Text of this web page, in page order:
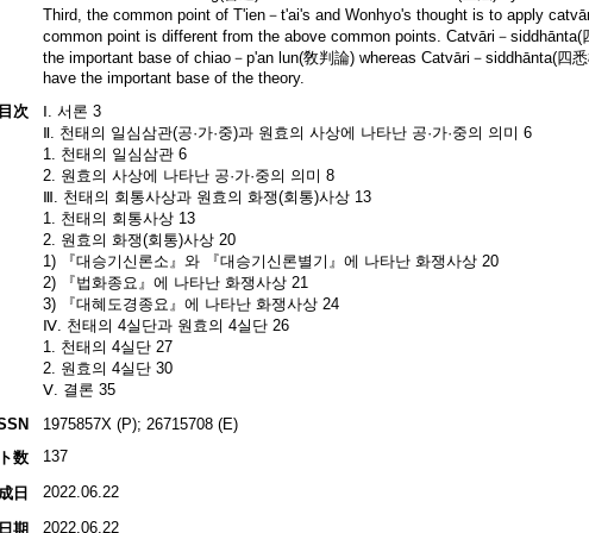
Third, the common point of T'ien－t'ai's and Wonhyo's thought is to apply
common point is different from the above common points. Catvāri－siddhānta(
the important base of chiao－p'an lun(敎判論) whereas Catvāri－siddhānta(四
have the important base of the theory.
目次
Ⅰ. 서론 3
Ⅱ. 천태의 일심삼관(공·가·중)과 원효의 사상에 나타난 공·가·중의 의미 6
1. 천태의 일심삼관 6
2. 원효의 사상에 나타난 공·가·중의 의미 8
Ⅲ. 천태의 회통사상과 원효의 화쟁(회통)사상 13
1. 천태의 회통사상 13
2. 원효의 화쟁(회통)사상 20
1) 『대승기신론소』와 『대승기신론별기』에 나타난 화쟁사상 20
2) 『법화종요』에 나타난 화쟁사상 21
3) 『대혜도경종요』에 나타난 화쟁사상 24
Ⅳ. 천태의 4실단과 원효의 4실단 26
1. 천태의 4실단 27
2. 원효의 4실단 30
Ⅴ. 결론 35
1975857X (P); 26715708 (E)
数
137
日 2022.06.22
期 2022.06.22